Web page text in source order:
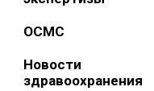
ОСМС
Новости
здравоохранения